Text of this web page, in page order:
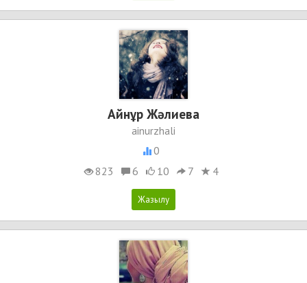
Айнұр Жәлиева
ainurzhali
0
823
6 10 7 4